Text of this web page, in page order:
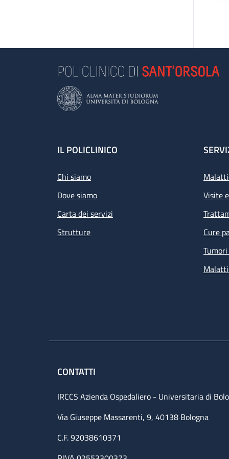
Footer
IL POLICLINICO
Chi siamo
Dove siamo
Carta dei servizi
Strutture
Visite
Cure
CONTATTI
IRCCS Azienda Ospedaliero - Universitaria di
Via Giuseppe Massarenti, 9, 40138 Bologna
C.F. 92038610371